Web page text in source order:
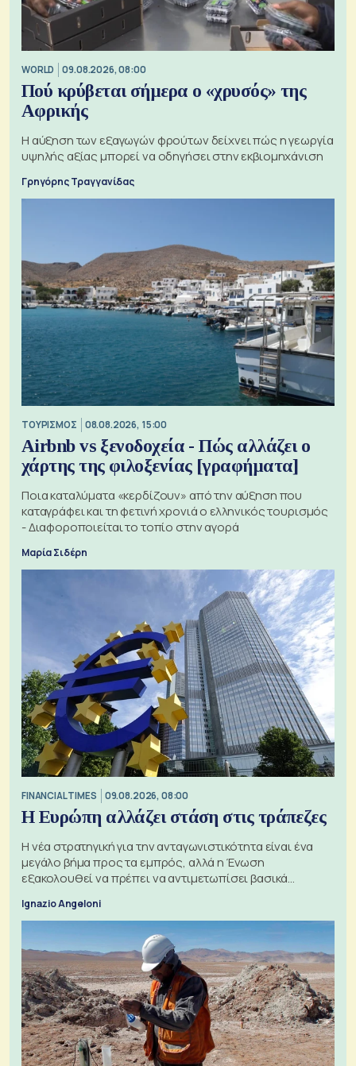
WORLD 09.08.2026, 08:00
Πού κρύβεται σήμερα ο «χρυσός» της
Αφρικής
Η αύξηση των εξαγωγών φρούτων δείχνει πώς η γεωργία
υψηλής αξίας μπορεί να οδηγήσει στην εκβιομηχάνιση
Γρηγόρης Τραγγανίδας
ΤΟΥΡΙΣΜΟΣ 08.08.2026, 15:00
Airbnb vs ξενοδοχεία - Πώς αλλάζει ο
χάρτης της φιλοξενίας [γραφήματα]
Ποια καταλύματα «κερδίζουν» από την αύξηση που
καταγράφει και τη φετινή χρονιά ο ελληνικός τουρισμός
- Διαφοροποιείται το τοπίο στην αγορά
Μαρία Σιδέρη
FINANCIAL TIMES 09.08.2026, 08:00
Η Ευρώπη αλλάζει στάση στις τράπεζες
Η νέα στρατηγική για την ανταγωνιστικότητα είναι ένα
μεγάλο βήμα προς τα εμπρός, αλλά η Ένωση
εξακολουθεί να πρέπει να αντιμετωπίσει βασικά
Ignazio Angeloni